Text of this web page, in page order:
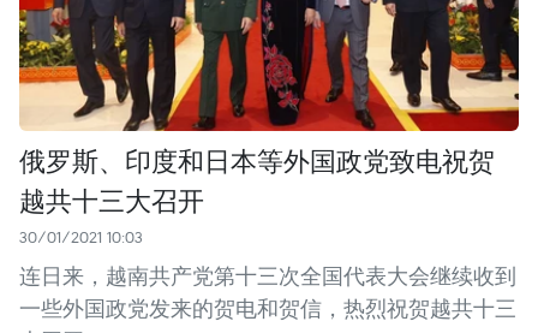
俄罗斯、印度和日本等外国政党致电祝贺
越共十三大召开
30/01/2021 10:03
连日来，越南共产党第十三次全国代表大会继续收到
一些外国政党发来的贺电和贺信，热烈祝贺越共十三